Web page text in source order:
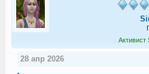
Активист
28 апр 2026